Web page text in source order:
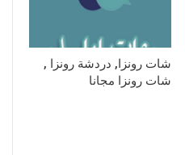
شات رونزا, دردشة رونزا ,
شات رونزا مجانا